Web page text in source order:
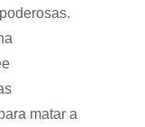
matar a